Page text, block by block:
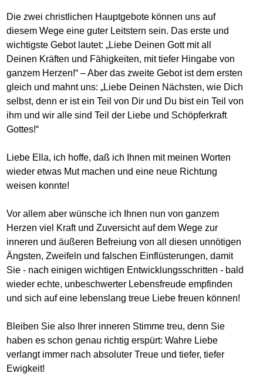
Die zwei christlichen Hauptgebote können uns auf
diesem Wege eine guter Leitstern sein. Das erste und
wichtigste Gebot lautet: „Liebe Deinen Gott mit all
Deinen Kräften und Fähigkeiten, mit tiefer Hingabe von
ganzem Herzen!“ – Aber das zweite Gebot ist dem ersten
gleich und mahnt uns: „Liebe Deinen Nächsten, wie Dich
selbst, denn er ist ein Teil von Dir und Du bist ein Teil von
ihm und wir alle sind Teil der Liebe und Schöpferkraft
Gottes!“
Liebe Ella, ich hoffe, daß ich Ihnen mit meinen Worten
wieder etwas Mut machen und eine neue Richtung
weisen konnte!
Vor allem aber wünsche ich Ihnen nun von ganzem
Herzen viel Kraft und Zuversicht auf dem Wege zur
inneren und äußeren Befreiung von all diesen unnötigen
Ängsten, Zweifeln und falschen Einflüsterungen, damit
Sie - nach einigen wichtigen Entwicklungsschritten - bald
wieder echte, unbeschwerter Lebensfreude empfinden
und sich auf eine lebenslang treue Liebe freuen können!
Bleiben Sie also Ihrer inneren Stimme treu, denn Sie
haben es schon genau richtig erspürt: Wahre Liebe
verlangt immer nach absoluter Treue und tiefer, tiefer
Ewigkeit!